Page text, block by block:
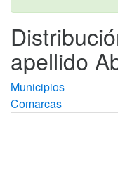
apellido
Municipios
Comarcas